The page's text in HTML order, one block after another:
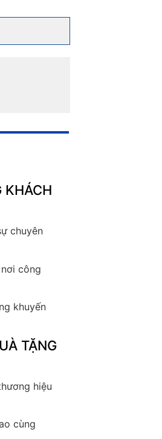
KHÁCH
chuyên
công
khuyến
TẶNG
hiệu
cùng